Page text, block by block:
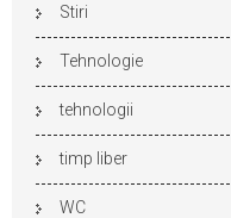
Stiri
Tehnologie
tehnologii
timp liber
WC